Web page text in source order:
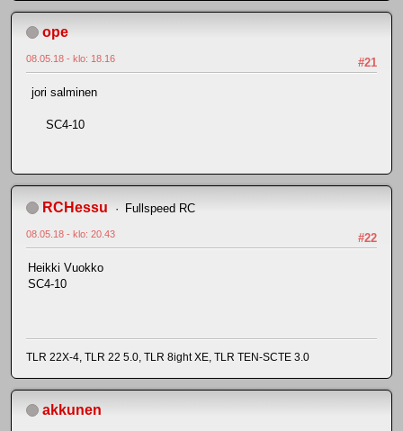
ope
#21
08.05.18 - klo: 18.16
jori salminen
SC4-10
RCHessu Fullspeed RC
#22
08.05.18 - klo: 20.43
Heikki Vuokko
SC4-10
TLR 22X-4, TLR 22 5.0, TLR 8ight XE, TLR TEN-SCTE 3.0
akkunen